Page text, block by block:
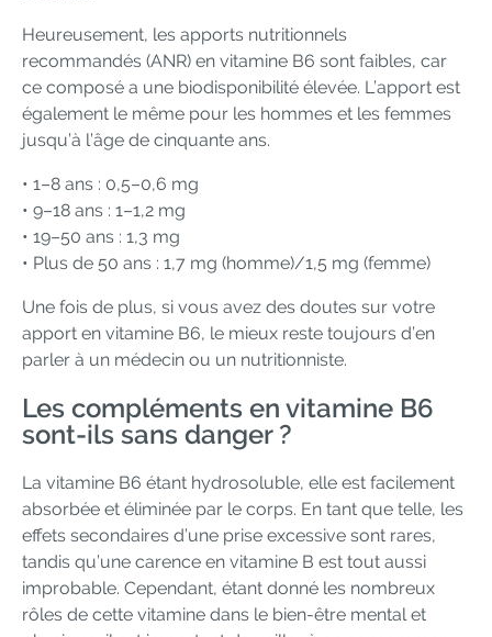
Heureusement, les apports nutritionnels
recommandés (ANR) en vitamine B6 sont faibles, car
ce composé a une biodisponibilité élevée. L’apport est
également le même pour les hommes et les femmes
jusqu’à l’âge de cinquante ans.
• 1–8 ans : 0,5–0,6 mg
• 9–18 ans : 1–1,2 mg
• 19–50 ans : 1,3 mg
• Plus de 50 ans : 1,7 mg (homme)/1,5 mg (femme)
Une fois de plus, si vous avez des doutes sur votre
apport en vitamine B6, le mieux reste toujours d’en
parler à un médecin ou un nutritionniste.
Les compléments en vitamine B6
sont-ils sans danger ?
La vitamine B6 étant hydrosoluble, elle est facilement
absorbée et éliminée par le corps. En tant que telle, les
effets secondaires d’une prise excessive sont rares,
tandis qu’une carence en vitamine B est tout aussi
improbable. Cependant, étant donné les nombreux
rôles de cette vitamine dans le bien-être mental et